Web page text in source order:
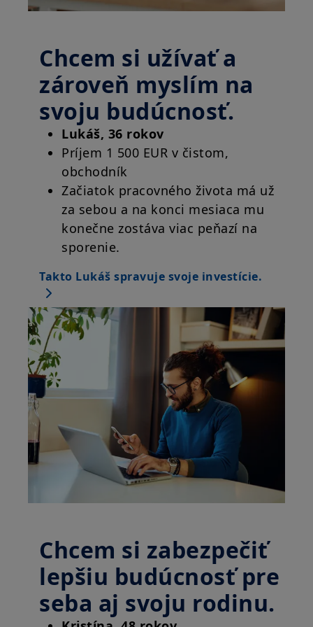
Chcem si užívať a
zároveň myslím na
svoju budúcnosť.
Lukáš, 36 rokov
Príjem 1 500 EUR v čistom,
obchodník
Začiatok pracovného života má už
za sebou a na konci mesiaca mu
konečne zostáva viac peňazí na
sporenie.
Takto Lukáš spravuje svoje investície.
Chcem si zabezpečiť
lepšiu budúcnosť pre
seba aj svoju rodinu.